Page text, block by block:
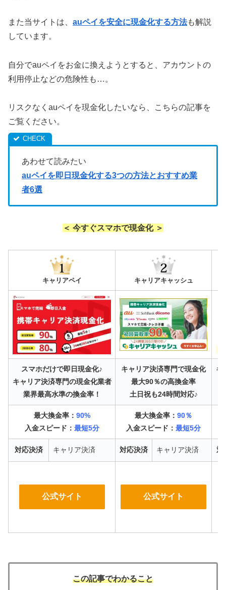
また当サイトは、 auペイを安全に現金化する方法も解説
しています。
自分でauペイをお金に換えようとすると、アカウントの
利用停止などの危険性も…。
リスクなくauペイを現金化したいなら、こちらの記事を
ご覧ください。
あわせて読みたい
auペイを即日現金化する3つの方法とおすすめ業
者6選
＜ 今すぐスマホで現金化 ＞
キャリアペイ キャリアキャッシュ
スマホだけで即日現金化♪
キャリア決済専門の現金化業者
業界最高水準の換金率！
キャリア決済専門で現金化
最大90％の高換金率
土日祝も24時間対応♪
キ
最大換金率： 90%
入金スピード： 最短5分
最大換金率： 90％
入金スピード： 最短5分
対応決済 キャリア決済 対応決済 キャリア決済 対
公式サイト 公式サイト
この記事でわかること